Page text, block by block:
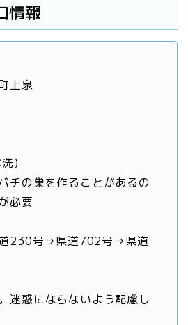
情報
上泉
)
チの巣を作ることがあるの
必要
道230号→県道702号→県道
迷惑にならないよう配慮し